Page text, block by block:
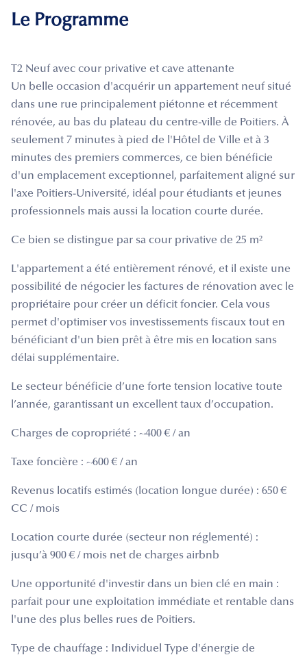
Le Programme
T2 Neuf avec cour privative et cave attenante
Un belle occasion d'acquérir un appartement neuf situé
dans une rue principalement piétonne et récemment
rénovée, au bas du plateau du centre-ville de Poitiers. À
seulement 7 minutes à pied de l'Hôtel de Ville et à 3
minutes des premiers commerces, ce bien bénéficie
d'un emplacement exceptionnel, parfaitement aligné sur
l'axe Poitiers-Université, idéal pour étudiants et jeunes
professionnels mais aussi la location courte durée.
Ce bien se distingue par sa cour privative de 25 m²
L'appartement a été entièrement rénové, et il existe une
possibilité de négocier les factures de rénovation avec le
propriétaire pour créer un déficit foncier. Cela vous
permet d'optimiser vos investissements fiscaux tout en
bénéficiant d'un bien prêt à être mis en location sans
délai supplémentaire.
Le secteur bénéficie d’une forte tension locative toute
l’année, garantissant un excellent taux d’occupation.
Charges de copropriété : ~400 € / an
Taxe foncière : ~600 € / an
Revenus locatifs estimés (location longue durée) : 650 €
CC / mois
Location courte durée (secteur non réglementé) :
jusqu’à 900 € / mois net de charges airbnb
Une opportunité d'investir dans un bien clé en main :
parfait pour une exploitation immédiate et rentable dans
l'une des plus belles rues de Poitiers.
Type de chauffage : Individuel Type d'énergie de